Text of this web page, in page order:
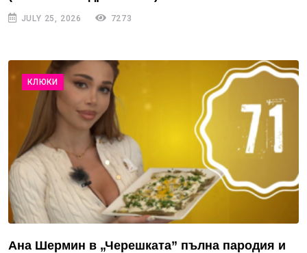
JULY 25, 2026 7273
КЛЮКИ
Ана Шермин в „Черешката” пълна пародия и